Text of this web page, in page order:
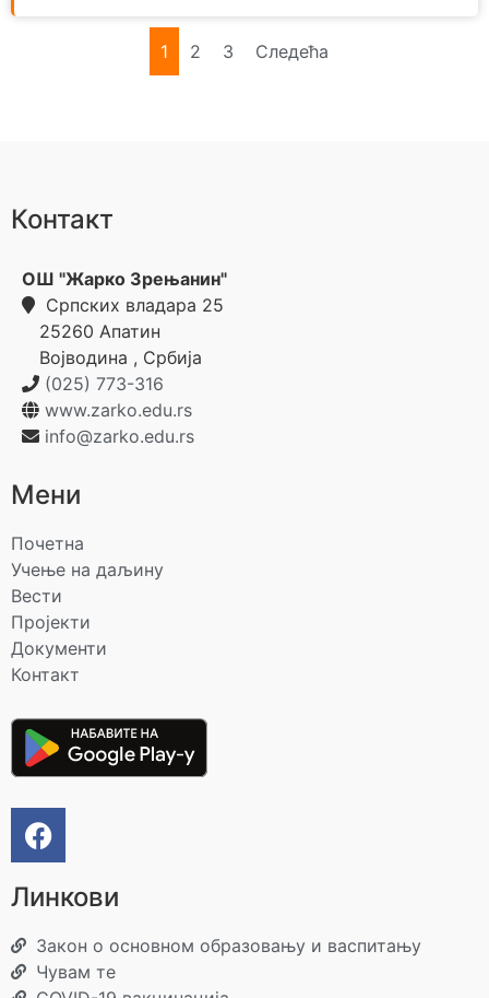
1 2 3 Следећа
Контакт
ОШ "Жарко Зрењанин"
Српских владара 25
25260 Апатин
Војводина , Србија
(025) 773-316
www.zarko.edu.rs
info@zarko.edu.rs
Мени
Почетна
Учење на даљину
Вести
Пројекти
Документи
Контакт
Линкови
Закон о основном образовању и васпитању
Чувам те